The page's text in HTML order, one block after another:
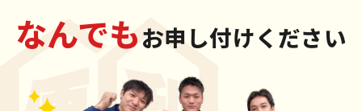
なんでもお申し付けください